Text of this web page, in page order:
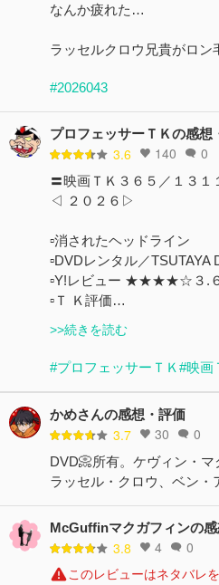
なんか疲れた…
ラッセルクロウ兄貴がロン
#2026043
プロフェッサーＴＫの感想
3.6 140 0
〓映画ＴＫ３６５／１３１
◁ ２０２６▷
▫消されたヘッドライン
▫DVDレンタル／TSUTAYA
▫️Y!レビュー ★★★★☆３.
▫️Ｔ Ｋ評価…
>>続きを読む
#プロフェッサーＴＫ #映画
かめさんの感想・評価
3.7 30 0
DVD📀所有。ケヴィン・マ
ラッセル・クロウ、ベン・
McGuffinマクガフィンの
3.8 4 0
このレビューはネタバレ